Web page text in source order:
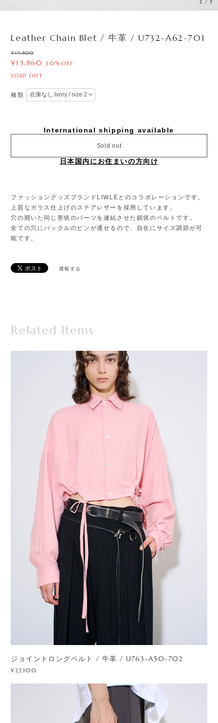
2 /3
Leather Chain Blet / 牛革 / U732-A62-701
¥19,800
¥13,860 30%OFF
SOLD OUT
種類
International shipping available
Sold out
日本国内にお住まいの方向け
ファッショングッズブランドLIWLEとのコラボレーションです。
上質なガラス仕上げのステアレザーを採⽤しています。
⽳の開いた同じ形状のパーツを連結させた鎖状のベルトです。
全ての⽳にバックルのピンが通せるので、⾃在にサイズ調節が可
能です。
通報する
Related Items
ジョイントロングベルト / 牛革 / U763-A50-702
¥23,100